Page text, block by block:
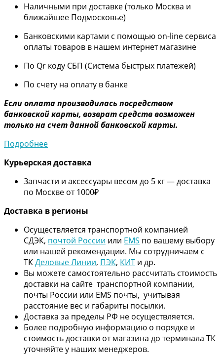
Наличными при доставке (только Москва и
ближайшее Подмосковье)
Банковскими картами с помощью on-line сервиса
оплаты товаров в нашем интернет магазине
По Qr коду СБП (Система быстрых платежей)
По счету на оплату в банке
Если оплата производилась посредством
банковской карты, возврат средств возможен
только на счет данной банковской карты.
Подробнее
Курьерская доставка
Запчасти и аксессуары весом до 5 кг — доставка
по Москве от 1000₽
Доставка в регионы
Осуществляется транспортной компанией
СДЭК, почтой России или EMS по вашему выбору
или нашей рекомендации. Мы сотрудничаем с
ТКДеловые Линии, ПЭК, КИТ и др.
Вы можете самостоятельно рассчитать стоимость
доставки на сайте транспортной компании,
почты России или EMS почты, учитывая
расстояние вес и габариты посылки.
Доставка за пределы РФ не осуществляется.
Более подробную информацию о порядке и
стоимость доставки от магазина до терминала ТК
уточняйте у наших менеджеров.